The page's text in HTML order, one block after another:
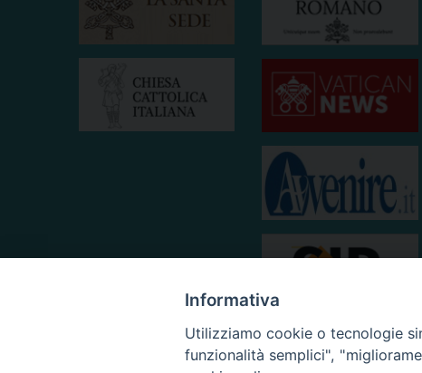
Informativa
Utilizziamo cookie o tecnologie
funzionalità semplici",